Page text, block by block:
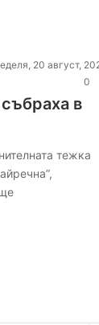
20 август,
0
в
тежка